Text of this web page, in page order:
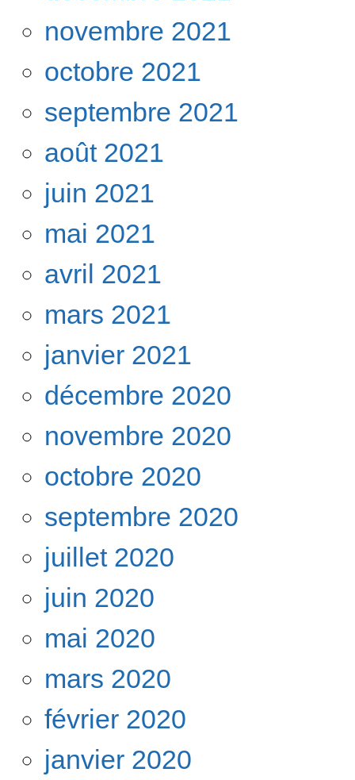
novembre 2021
octobre 2021
septembre 2021
août 2021
juin 2021
mai 2021
avril 2021
mars 2021
janvier 2021
décembre 2020
novembre 2020
octobre 2020
septembre 2020
juillet 2020
juin 2020
mai 2020
mars 2020
février 2020
janvier 2020